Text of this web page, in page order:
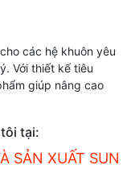
các hệ khuôn yêu
Với thiết kế tiêu
giúp nâng cao
tại:
SẢN XUẤT SUN